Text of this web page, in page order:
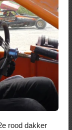
rood dakker